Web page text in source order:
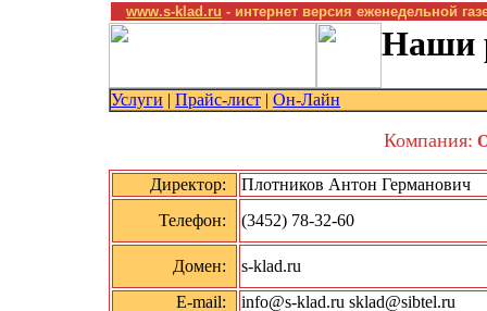
www.s-klad.ru - интернет версия еженедельной
Наши
Услуги | Прайс-лист | Он-Лайн
Компания:
Директор:
Плотников Антон Германович
Телефон:
(3452) 78-32-60
Домен:
s-klad.ru
E-mail:
info@s-klad.ru sklad@sibtel.ru